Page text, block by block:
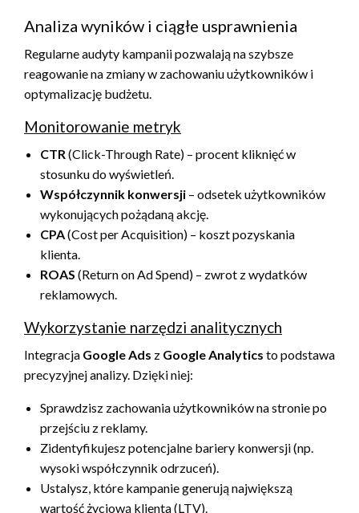
Analiza wyników i ciągłe usprawnienia
Regularne audyty kampanii pozwalają na szybsze
reagowanie na zmiany w zachowaniu użytkowników i
optymalizację budżetu.
Monitorowanie metryk
CTR(Click-Through Rate) – procent kliknięć w
stosunku do wyświetleń.
Współczynnik konwersji – odsetek użytkowników
wykonujących pożądaną akcję.
CPA(Cost per Acquisition) – koszt pozyskania
klienta.
ROAS (Return on Ad Spend) – zwrot z wydatków
reklamowych.
Wykorzystanie narzędzi analitycznych
Integracja Google Ads z Google Analytics to podstawa
precyzyjnej analizy. Dzięki niej:
Sprawdzisz zachowania użytkowników na stronie po
przejściu z reklamy.
Zidentyfikujesz potencjalne bariery konwersji (np.
wysoki współczynnik odrzuceń).
Ustalysz, które kampanie generują największą
wartość życiową klienta (LTV).